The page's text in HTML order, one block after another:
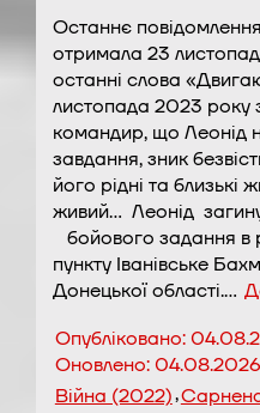
Останнє
отримала 23
останні слова
листопада 2023 року
командир, що Леонід
завдання, зник
його рідні та близькі
живий… Леонід
бойового задання в
пункту Іванівське
Донецької області.…
Опубліковано:
Оновлено:
Війна (2022),